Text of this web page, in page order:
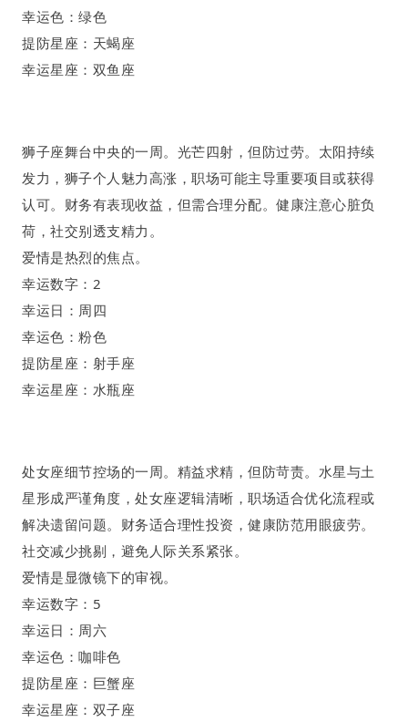
幸运色：绿色
提防星座：天蝎座
幸运星座：双鱼座
狮子座舞台中央的一周。 光芒四射 ， 但防过劳。 太阳持续
发力，狮子个人魅力高涨，职场可能主导重要项目或获得
认可。财务有表现收益，但需合理分配。健康注意心脏负
荷，社交别透支精力。
爱情是热烈的焦点。
幸运数字： 2
幸运日：周四
幸运色：粉色
提防星座：射手座
幸运星座：水瓶座
处女座细节控场的一周。 精益求精 ， 但防苛责。 水星与土
星形成严谨角度，处女座逻辑清晰，职场适合优化流程或
解决遗留问题。财务适合理性投资，健康防范用眼疲劳。
社交减少挑剔，避免人际关系紧张。
爱情是显微镜下的审视。
幸运数字： 5
幸运日：周六
幸运色：咖啡色
提防星座：巨蟹座
幸运星座：双子座